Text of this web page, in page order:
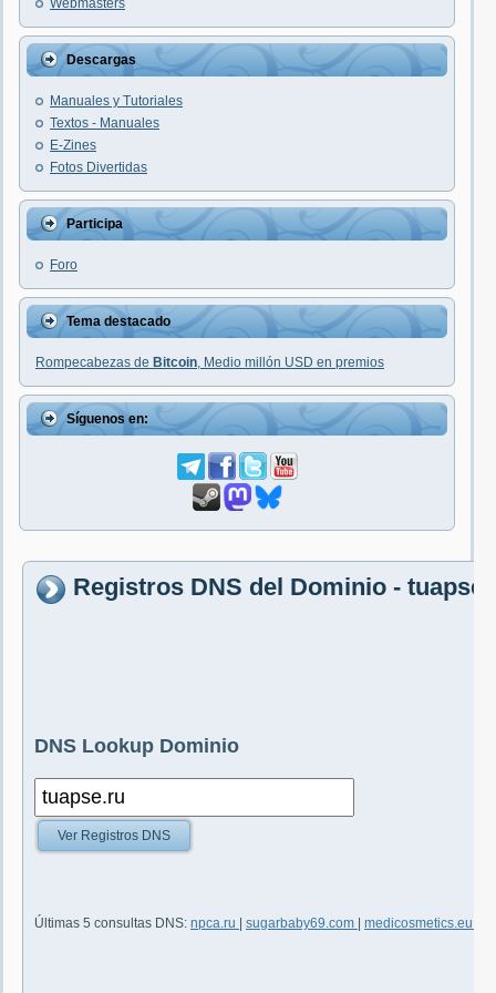
Webmasters
Descargas
Manuales y Tutoriales
Textos - Manuales
E-Zines
Fotos Divertidas
Participa
Foro
Tema destacado
Rompecabezas de Bitcoin, Medio millón USD en premios
Síguenos en:
Registros DNS del Dominio -
DNS Lookup Dominio
Ver Registros DNS
Últimas 5 consultas DNS: npca.ru sugarbaby69.com medicosmetics.eu